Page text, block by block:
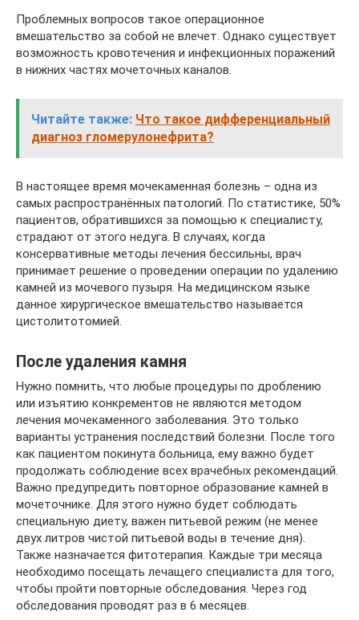
Проблемных вопросов такое операционное
вмешательство за собой не влечет. Однако существует
возможность кровотечения и инфекционных поражений
в нижних частях мочеточных каналов.
Читайте также: Что такое дифференциальный
диагноз гломерулонефрита?
В настоящее время мочекаменная болезнь – одна из
самых распространённых патологий. По статистике, 50%
пациентов, обратившихся за помощью к специалисту,
страдают от этого недуга. В случаях, когда
консервативные методы лечения бессильны, врач
принимает решение о проведении операции по удалению
камней из мочевого пузыря. На медицинском языке
данное хирургическое вмешательство называется
цистолитотомией.
После удаления камня
Нужно помнить, что любые процедуры по дроблению
или изъятию конкрементов не являются методом
лечения мочекаменного заболевания. Это только
варианты устранения последствий болезни. После того
как пациентом покинута больница, ему важно будет
продолжать соблюдение всех врачебных рекомендаций.
Важно предупредить повторное образование камней в
мочеточнике. Для этого нужно будет соблюдать
специальную диету, важен питьевой режим (не менее
двух литров чистой питьевой воды в течение дня).
Также назначается фитотерапия. Каждые три месяца
необходимо посещать лечащего специалиста для того,
чтобы пройти повторные обследования. Через год
обследования проводят раз в 6 месяцев.